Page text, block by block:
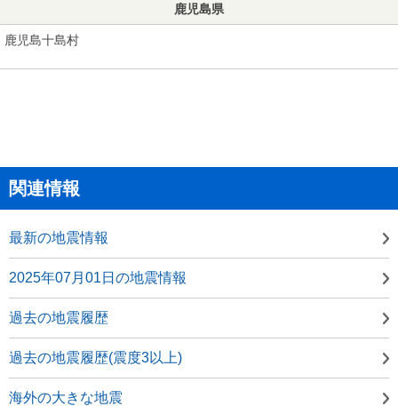
鹿児島県
鹿児島十島村
関連情報
最新の地震情報
2025年07月01日の地震情報
過去の地震履歴
過去の地震履歴(震度3以上)
海外の大きな地震